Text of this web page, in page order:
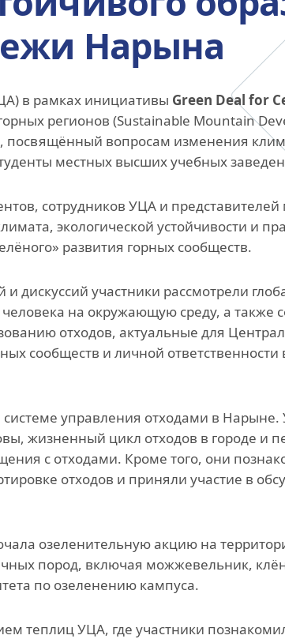
Инициатива гражданского
общества
Проект Ага Хана
Программа для
приглашенных ученых,
студентов и стажеров
Офис
Нарына
в рамках инициативы Green Deal for
регионов (Sustainable Mountain
вопросам изменения
местных высших учебных
сотрудников УЦА и
экологической устойчивости и
развития горных сообществ.
дискуссий участники рассмотрели
на окружающую среду, а также
отходов, актуальные для
сообществ и личной ответственности
управления отходами в Нарыне.
жизненный цикл отходов в городе и
с отходами. Кроме того, они
отходов и приняли участие в
озеленительную акцию на
пород, включая можжевельник,
по озеленению кампуса.
теплиц УЦА, где участники